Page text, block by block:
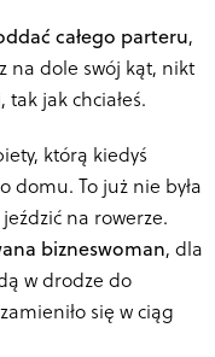
całego parteru,
na dole swój kąt, nikt
jak chciałeś.
którą kiedyś
domu. To już nie była
na rowerze.
bizneswoman, dla
w drodze do
się w ciąg